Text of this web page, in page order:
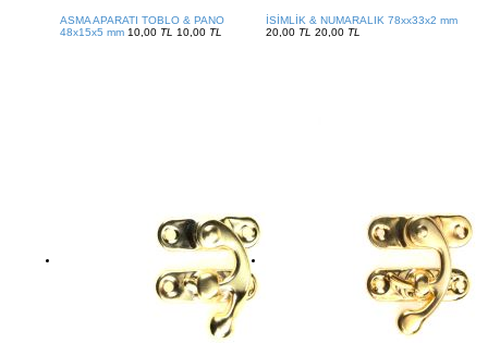
ASMA APARATI TOBLO & PANO
48x15x5 mm 10,00 TL 10,00 TL
İSİMLİK & NUMARALIK 78xx33x2 mm
20,00 TL 20,00 TL